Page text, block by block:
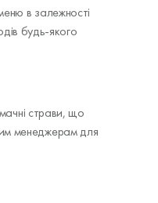
в залежності
будь-якого
страви, що
менеджерам для